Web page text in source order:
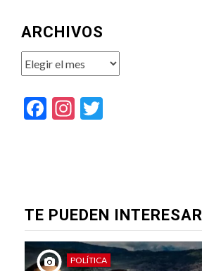
ARCHIVOS
Archivos
Facebook
Instagram
TE PUEDEN INTERESAR
POLÍTICA